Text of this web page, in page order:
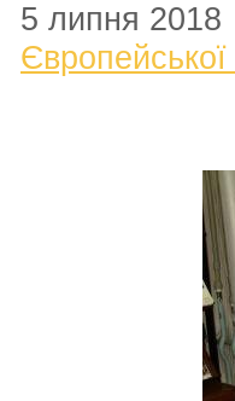
5 липня 2018
Європейської